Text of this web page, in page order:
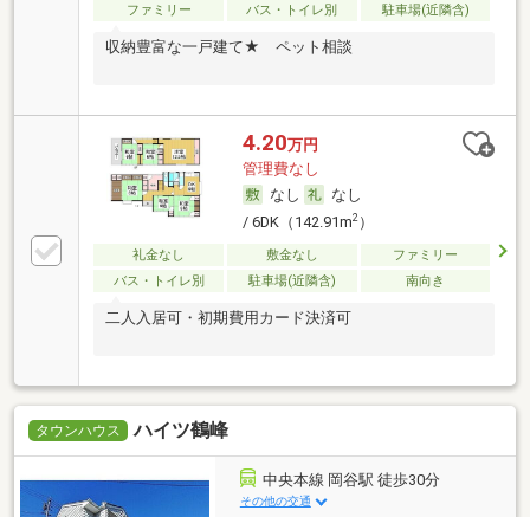
ファミリー
バス・トイレ別 駐車場(近隣含)
収納豊富な一戸建て★ ペット相談
4.20万円
管理費なし
なし
なし
/ 6DK（142.91m2）
礼金なし 敷金なし
ファミリー
バス・トイレ別
駐車場(近隣含) 南向き
二人入居可・初期費用カード決済可
タウンハウス ハイツ鶴峰
中央本線 岡谷駅 徒歩30分
その他の交通